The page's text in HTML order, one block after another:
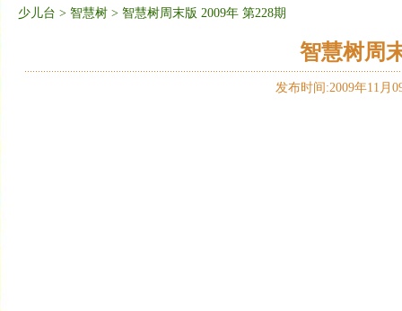
少儿台 > 智慧树 > 智慧树周末版 2009年 第228期
智慧树周
发布时间:2009年11月